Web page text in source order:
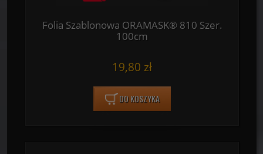
Folia Szablonowa ORAMASK® 810 Szer.
100cm
19,80 zł
DO KOSZYKA